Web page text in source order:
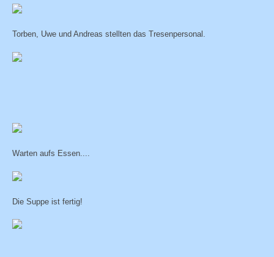
Torben, Uwe und Andreas stellten das Tresenpersonal.
Warten aufs Essen....
Die Suppe ist fertig!